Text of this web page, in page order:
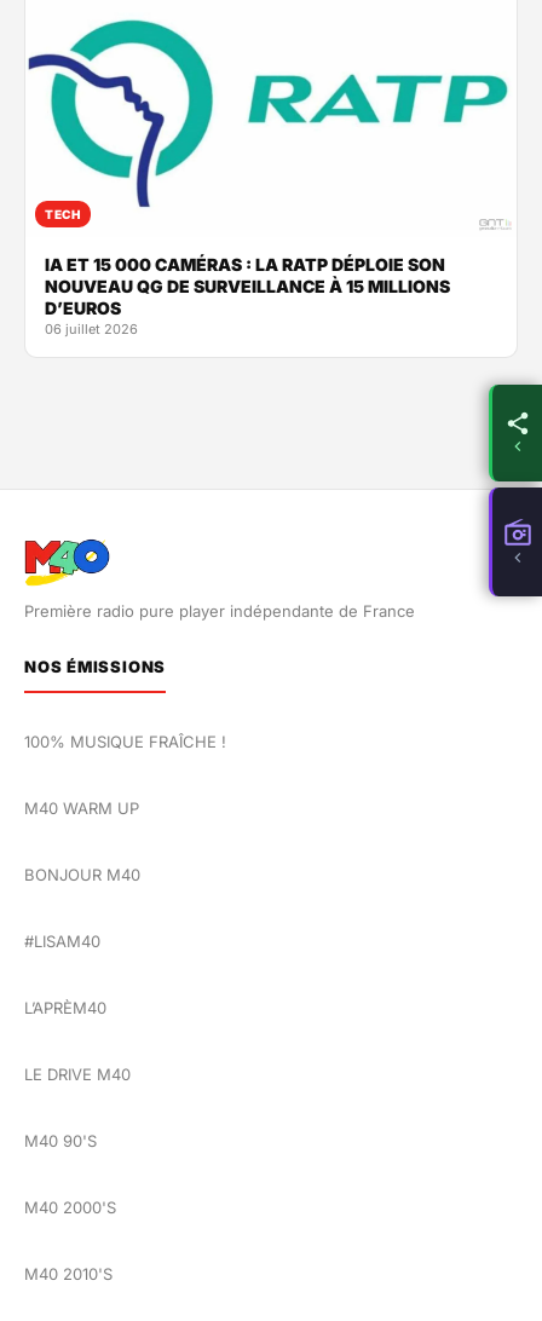
TECH
IA ET 15 000 CAMÉRAS : LA RATP DÉPLOIE SON
NOUVEAU QG DE SURVEILLANCE À 15 MILLIONS
D’EUROS
06 juillet 2026
Première radio pure player indépendante de France
NOS ÉMISSIONS
100% MUSIQUE FRAÎCHE !
M40 WARM UP
BONJOUR M40
#LISAM40
L’APRÈM40
LE DRIVE M40
M40 90'S
M40 2000'S
M40 2010'S